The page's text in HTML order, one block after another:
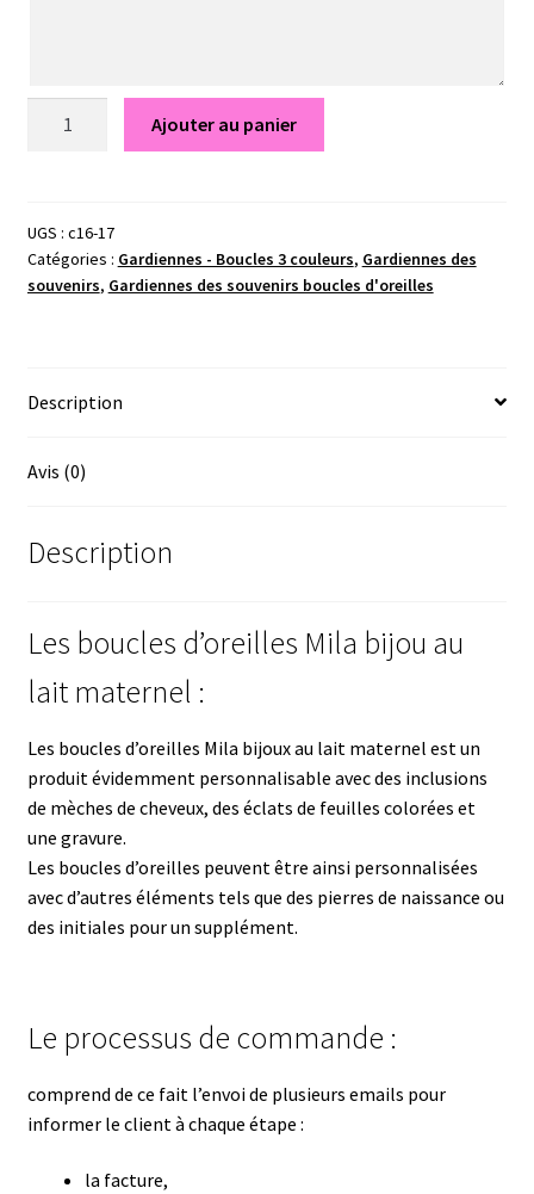
Gardiennes
des
souvenirs
Ajouter au panier
UGS : c16-17
Catégories : Gardiennes - Boucles 3 couleurs, Gardiennes des
souvenirs, Gardiennes des souvenirs boucles d'oreilles
Description
Avis (0)
Description
Les boucles d’oreilles Mila bijou au
lait maternel :
Les boucles d’oreilles Mila bijoux au lait maternel est un
produit évidemment personnalisable avec des inclusions
de mèches de cheveux, des éclats de feuilles colorées et
une gravure.
Les boucles d’oreilles peuvent être ainsi personnalisées
avec d’autres éléments tels que des pierres de naissance ou
des initiales pour un supplément.
Le processus de commande :
comprend de ce fait l’envoi de plusieurs emails pour
informer le client à chaque étape :
la facture,